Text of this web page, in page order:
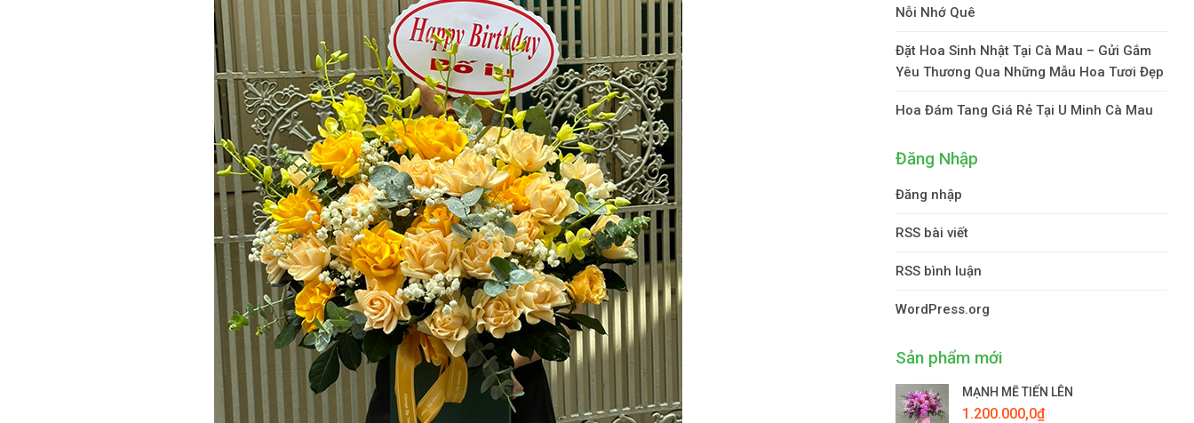
Nỗi Nhớ Quê
Đặt Hoa Sinh Nhật Tại Cà Mau – Gửi Gắm
Yêu Thương Qua Những Mẫu Hoa Tươi Đẹp
Hoa Đám Tang Giá Rẻ Tại U Minh Cà Mau
Đăng Nhập
Đăng nhập
RSS bài viết
RSS bình luận
WordPress.org
Sản phẩm mới
MẠNH MẼ TIẾN LÊN
1.200.000,0₫